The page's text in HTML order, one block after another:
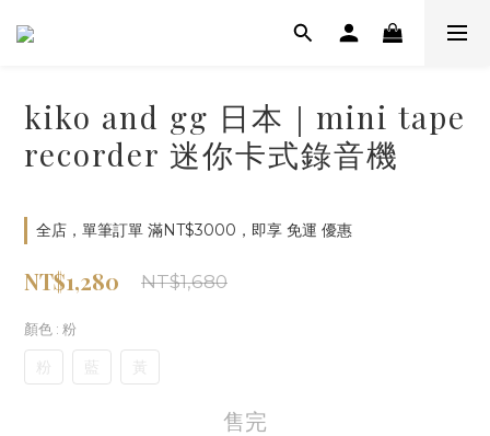
kiko and gg 日本｜mini tape
recorder 迷你卡式錄音機
全店，單筆訂單 滿NT$3000，即享 免運 優惠
NT$1,280 NT$1,680
顏色 : 粉
粉 藍
售完